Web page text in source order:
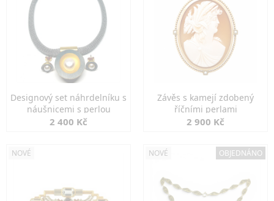
Designový set náhrdelníku s
náušnicemi s perlou
2 400 Kč
Závěs s kamejí zdobený
říčními perlami
2 900 Kč
NOVÉ NOVÉ OBJEDNÁNO